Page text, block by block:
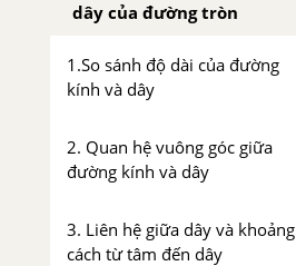
dây của đường tròn
1.So sánh độ dài của đường
kính và dây
2. Quan hệ vuông góc giữa
đường kính và dây
3. Liên hệ giữa dây và khoảng
cách từ tâm đến dây